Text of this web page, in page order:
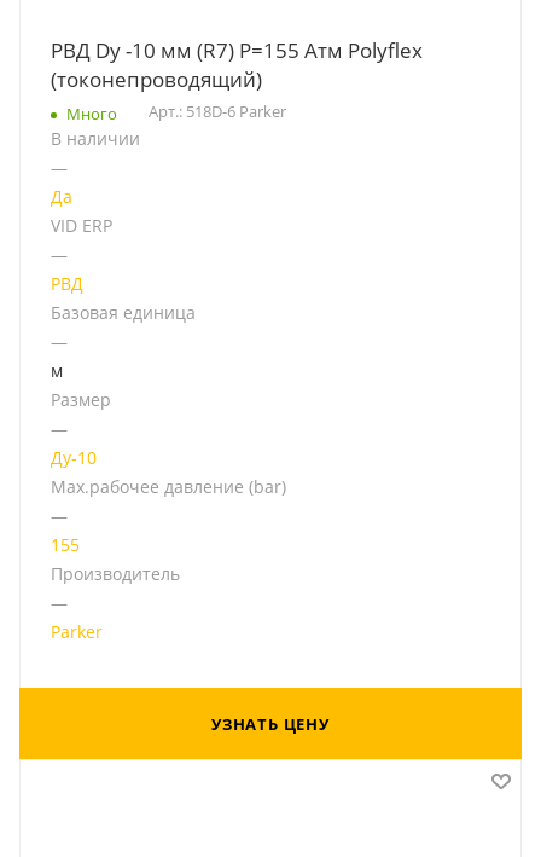
РВД Dу -10 мм (R7) Р=155 Атм Polyflex
(токонепроводящий)
Много Арт.: 518D-6 Parker
В наличии
—
Да
VID ERP
—
РВД
Базовая единица
—
м
Размер
—
Ду-10
Мах.рабочее давление (bar)
—
155
Производитель
—
Parker
УЗНАТЬ ЦЕНУ